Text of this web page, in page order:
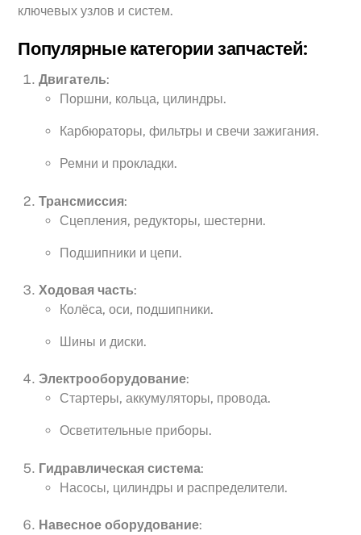
ключевых узлов и систем.
Популярные категории запчастей:
Двигатель:
Поршни, кольца, цилиндры.
Карбюраторы, фильтры и свечи зажигания.
Ремни и прокладки.
Трансмиссия:
Сцепления, редукторы, шестерни.
Подшипники и цепи.
Ходовая часть:
Колёса, оси, подшипники.
Шины и диски.
Электрооборудование:
Стартеры, аккумуляторы, провода.
Осветительные приборы.
Гидравлическая система:
Насосы, цилиндры и распределители.
Навесное оборудование: